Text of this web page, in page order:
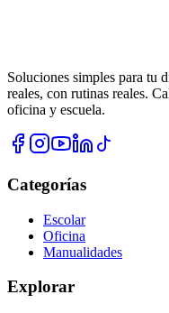
Soluciones simples para tu
reales, con rutinas reales.
oficina y escuela.
Categorías
Escolar
Oficina
Manualidades
Explorar